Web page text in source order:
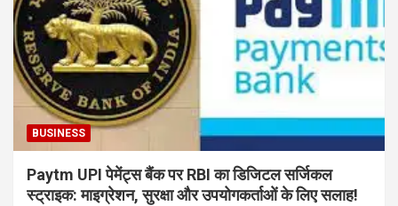
BUSINESS
Paytm UPI पेमेंट्स बैंक पर RBI का डिजिटल सर्जिकल
स्ट्राइक: माइग्रेशन, सुरक्षा और उपयोगकर्ताओं के लिए सलाह!